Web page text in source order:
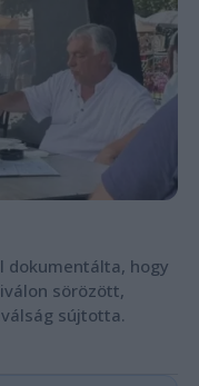
dokumentálta, hogy
sörözött,
sújtotta.